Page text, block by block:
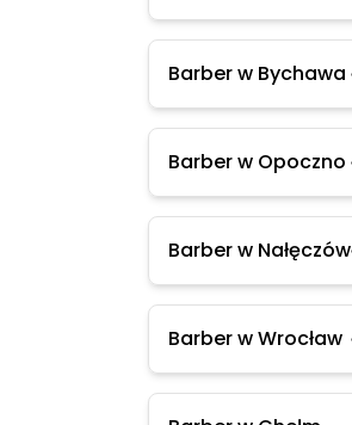
Barber w Bychawa
Barber w Opoczno
Barber w Nałęczów
Barber w Wrocław